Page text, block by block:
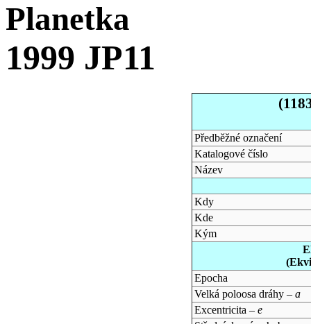
Planetka
1999 JP11
Předběžné označení
Katalogové číslo
Název
Kdy
Kde
Kým
Epocha
Velká poloosa dráhy – a
Excentricita – e